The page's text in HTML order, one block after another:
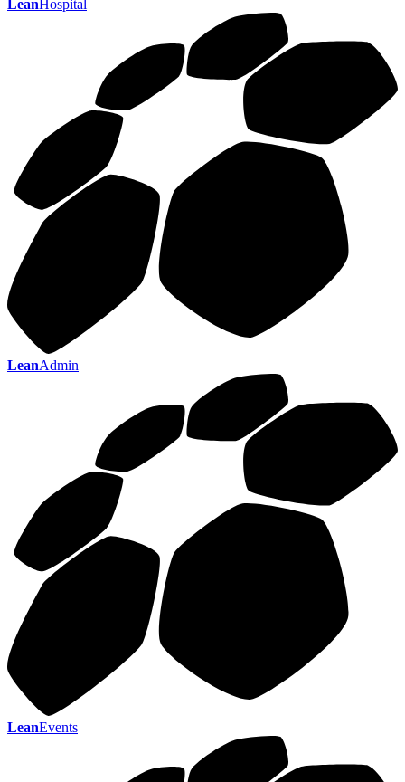
Lean Hospital
LeanAdmin
LeanEvents